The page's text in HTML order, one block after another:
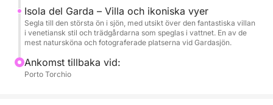
Under turen kan du koppla av ombord, njuta av
utsikten och, om vädret tillåter, ta ett kort dopp i
Isola del Garda – Villa och ikoniska vyer
Segla till den största ön i sjön, med utsikt över den fantastiska villan
i venetiansk stil och trädgårdarna som speglas i vattnet. En av de
mest natursköna och fotograferade platserna vid Gardasjön.
Ankomst tillbaka vid:
Porto Torchio